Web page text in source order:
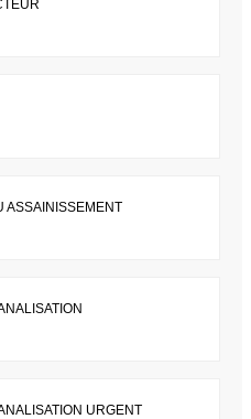
ASSAINISSEMENT
URGENT